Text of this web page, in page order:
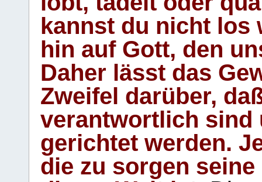
kannst du nicht los
hin auf Gott, den
Daher lässt das
Zweifel darüber,
verantwortlich sind
gerichtet werden.
die zu sorgen